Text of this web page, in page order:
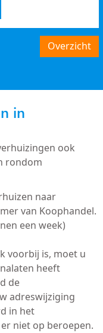
Overzicht
in
ook
rondom
naar
van Koophandel.
een week)
voorbij is, moet u
heeft
de
adreswijziging
in het
niet op beroepen.